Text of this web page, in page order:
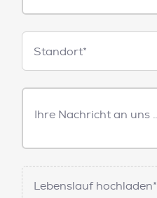
Standorte
Standort*
Freitext
Nachricht
Lebenslauf hochladen*